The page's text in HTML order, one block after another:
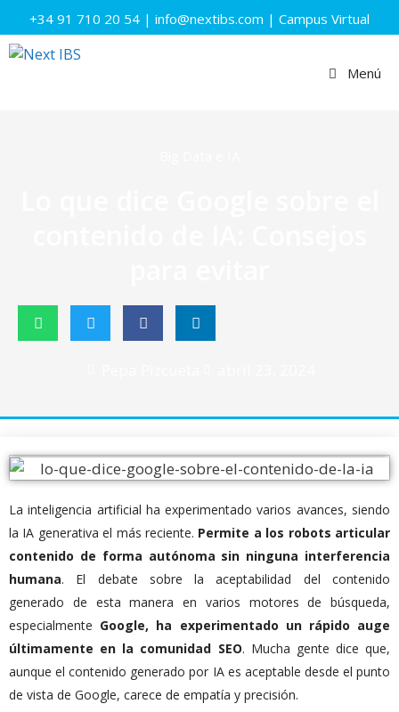
+34 91 710 20 54 | info@nextibs.com | Campus Virtual
Menú
La inteligencia artificial ha experimentado varios avances, siendo
la IA generativa el más reciente. Permite a los robots articular
contenido de forma autónoma sin ninguna interferencia
humana. El debate sobre la aceptabilidad del contenido
generado de esta manera en varios motores de búsqueda,
especialmente Google, ha experimentado un rápido auge
últimamente en la comunidad SEO. Mucha gente dice que,
aunque el contenido generado por IA es aceptable desde el punto
de vista de Google, carece de empatía y precisión.